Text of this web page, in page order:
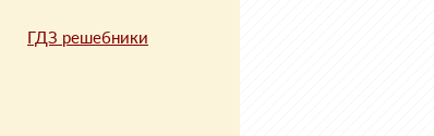
ГДЗ решебники